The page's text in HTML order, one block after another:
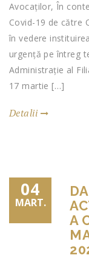
Avocaților, În
Covid-19 de către
în vedere
urgență pe întreg
Administrație al
17 martie […]
Detalii
04
MART.
A